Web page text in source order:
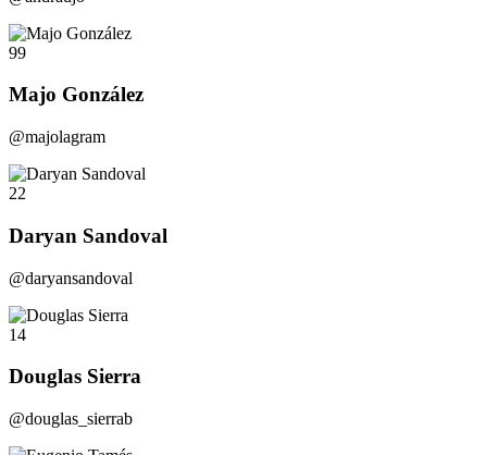
99
Majo González
@majolagram
22
Daryan Sandoval
@daryansandoval
14
Douglas Sierra
@douglas_sierrab